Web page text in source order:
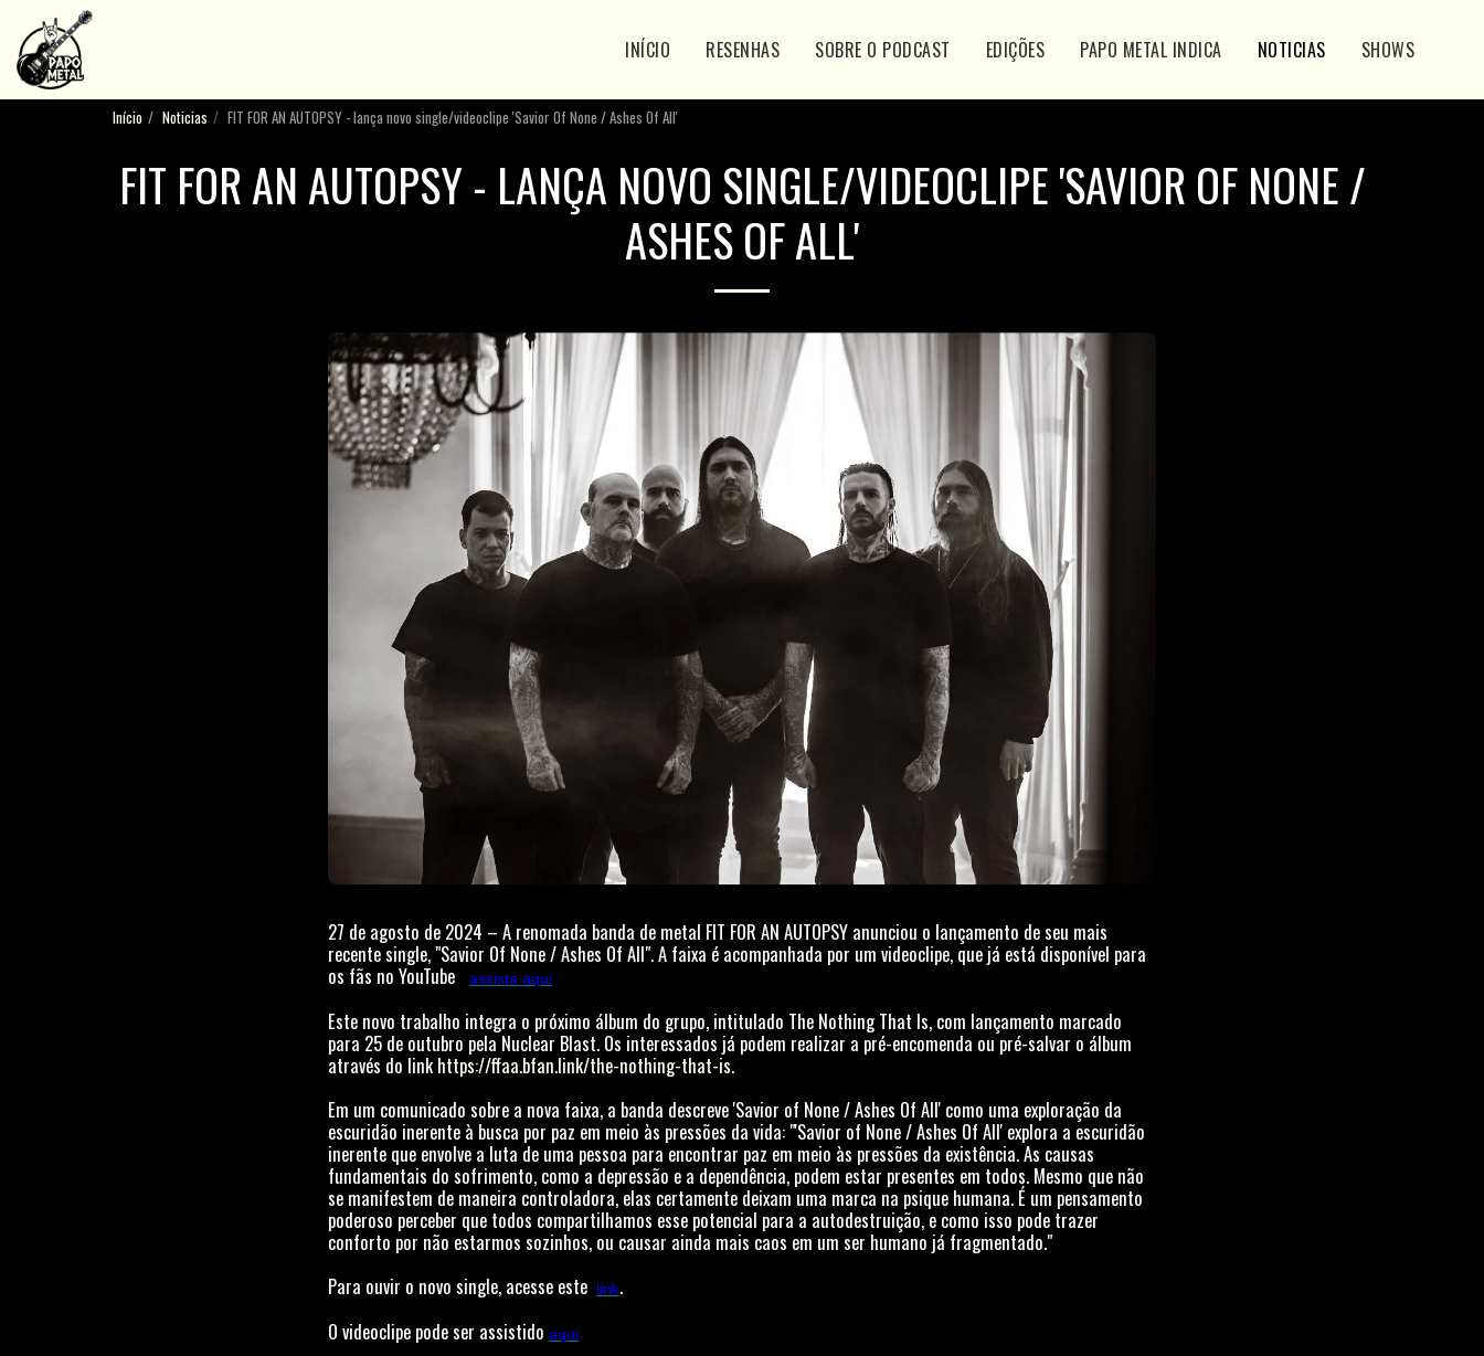
INÍCIO RESENHAS SOBRE O PODCAST EDIÇÕES PAPO METAL INDICA NOTICIAS SHOWS
Início Noticias FIT FOR AN AUTOPSY - lança novo single/videoclipe 'Savior Of None / Ashes Of All'
FIT FOR AN AUTOPSY - LANÇA NOVO SINGLE/VIDEOCLIPE 'SAVIOR OF NONE /
ASHES OF ALL'
27 de agosto de 2024 – A renomada banda de metal FIT FOR AN AUTOPSY anunciou o lançamento de seu mais
recente single, "Savior Of None / Ashes Of All". A faixa é acompanhada por um videoclipe, que já está disponível para
os fãs no YouTube
assista aqui
Este novo trabalho integra o próximo álbum do grupo, intitulado The Nothing That Is, com lançamento marcado
para 25 de outubro pela Nuclear Blast. Os interessados já podem realizar a pré-encomenda ou pré-salvar o álbum
através do link https://ffaa.bfan.link/the-nothing-that-is.
Em um comunicado sobre a nova faixa, a banda descreve 'Savior of None / Ashes Of All' como uma exploração da
escuridão inerente à busca por paz em meio às pressões da vida: "'Savior of None / Ashes Of All' explora a escuridão
inerente que envolve a luta de uma pessoa para encontrar paz em meio às pressões da existência. As causas
fundamentais do sofrimento, como a depressão e a dependência, podem estar presentes em todos. Mesmo que não
se manifestem de maneira controladora, elas certamente deixam uma marca na psique humana. É um pensamento
poderoso perceber que todos compartilhamos esse potencial para a autodestruição, e como isso pode trazer
conforto por não estarmos sozinhos, ou causar ainda mais caos em um ser humano já fragmentado."
Para ouvir o novo single, acesse este link.
O videoclipe pode ser assistido aqui